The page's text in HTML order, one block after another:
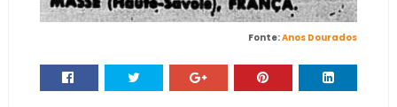
Fonte:Anos Dourados